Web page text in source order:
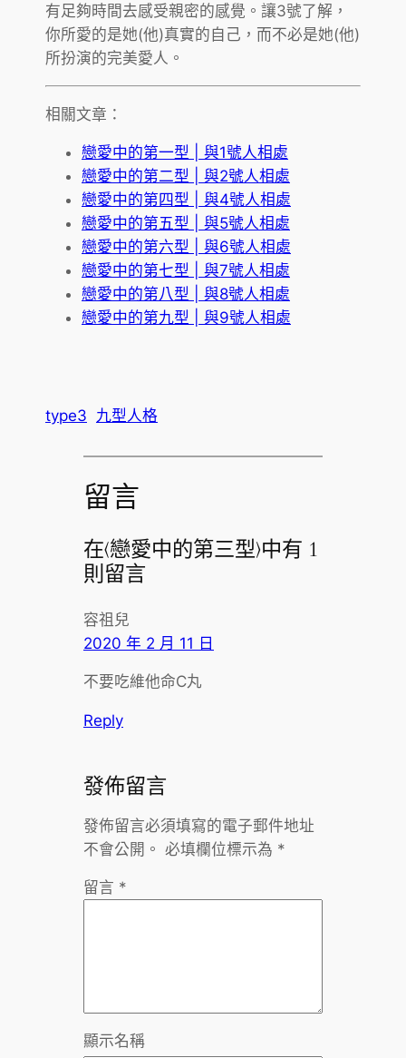
有足夠時間去感受親密的感覺。讓3號了解，
你所愛的是她(他)真實的自己，而不必是她(他)
所扮演的完美愛人。
相關文章：
戀愛中的第一型 | 與1號人相處
戀愛中的第二型 | 與2號人相處
戀愛中的第四型 | 與4號人相處
戀愛中的第五型 | 與5號人相處
戀愛中的第六型 | 與6號人相處
戀愛中的第七型 | 與7號人相處
戀愛中的第八型 | 與8號人相處
戀愛中的第九型 | 與9號人相處
type3 九型人格
留言
在〈戀愛中的第三型〉中有 1
則留言
容祖兒
2020 年 2 月 11 日
不要吃維他命C丸
Reply
發佈留言
發佈留言必須填寫的電子郵件地址
不會公開。 必填欄位標示為 *
留言 *
顯示名稱